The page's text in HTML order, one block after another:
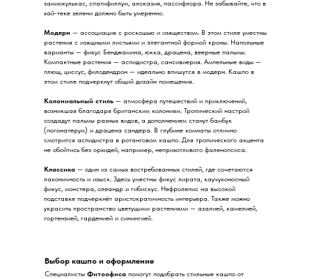
Специалисты Фитоофиса помогут подобрать стильные кашпо от
Выбор кашпо и оформление
замиокулькас, спатифиллум, алоказия, пассифлора. Не забывайте, что в
хай-теке зелени должно быть умеренно.
Модерн — ассоциация с роскошью и изяществом. В этом стиле уместны
растения с изящными листьями и элегантной формой кроны. Напольные
варианты — фикус Бенджамина, юкка, драцена, веерные пальмы.
Компактные растения — аспидистра, сансивиерия. Ампельные виды —
плющ, циссус, филодендрон — идеально впишутся в модерн. Кашпо в
этом стиле подчеркнут общий дизайн помещения.
Колониальный стиль — атмосфера путешествий и приключений,
возникшая благодаря британским колониям. Тропический настрой
создадут пальмы разных видов, а дополнением станут бамбук
(погонатерум) и драцена сандера. В глубине комнаты отлично
смотрится аспидистра в ротанговом кашпо. Для тропического акцента
не обойтись без орхидей, например, неприхотливого фаленопсиса.
Классика — один из самых востребованных стилей, где сочетаются
лаконичность и изыск. Здесь уместны фикус лирата, каучуконосный
фикус, монстера, олеандр и гибискус. Нефролепис на высокой
подставке подчеркнёт аристократичность интерьера. Также можно
украсить пространство цветущими растениями — азалией, камелией,
гортензией, гарденией и синингией.